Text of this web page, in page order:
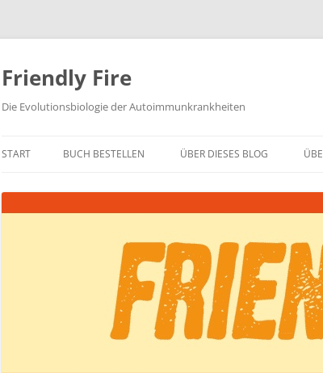
Zum
springen
Friendly Fire
Die Evolutionsbiologie der Autoimmunkrankheiten
START BUCH BESTELLEN ÜBER DIESES BLOG